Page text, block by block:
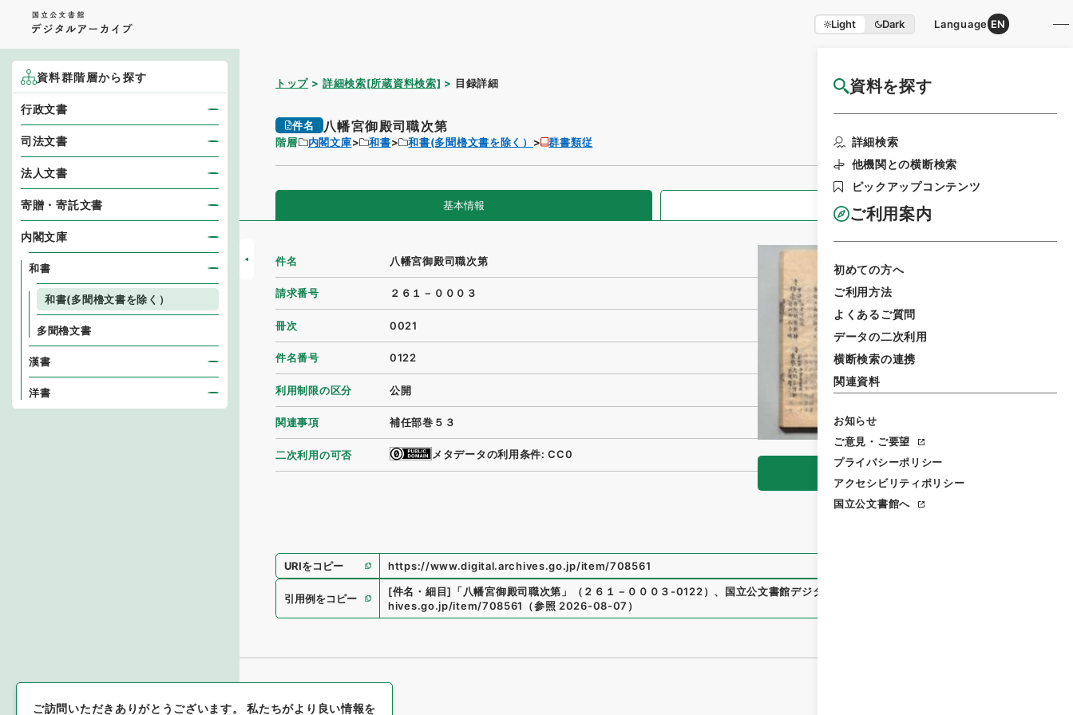
Light Dark Language EN
資料を探す
詳細検索
他機関との横断検索
ピックアップコンテンツ
ご利用案内
初めての方へ
ご利用方法
よくあるご質問
データの二次利用
横断検索の連携
関連資料
お知らせ
ご意見・ご要望
プライバシーポリシー
アクセシビリティポリシー
国立公文書館へ
トップ 詳細検索[所蔵資料検索] 目録詳細 国立公文書館HP利用案内
件名 八幡宮御殿司職次第
階層 内閣文庫 和書 和書(多聞櫓文書を除く） 群書類従
基本情報 全ての情報
件名 八幡宮御殿司職次第
請求番号 ２６１－０００３
冊次 0021
件名番号 0122
利用制限の区分 公開
関連事項 補任部巻５３
二次利用の可否 メタデータの利用条件: CC0
URIをコピー https://www.digital.archives.go.jp/item/708561
引用例をコピー
[件名・細目] 「八幡宮御殿司職次第 」 （ ２６１－０００３-0122） 、 国立公文書館デジタルアーカイブ
hives.go.jp/item/708561
（参照 2026-08-07 ）
資料群階層から探す
行政文書
司法文書
法人文書
寄贈・寄託文書
内閣文庫
和書
和書(多聞櫓文書を除く）
多聞櫓文書
漢書
洋書
ご訪問いただきありがとうございます。私たちがより良い情報を